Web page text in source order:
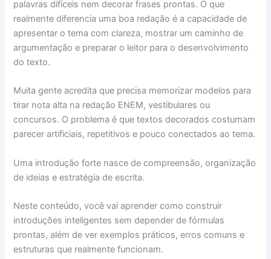
palavras difíceis nem decorar frases prontas. O que
realmente diferencia uma boa redação é a capacidade de
apresentar o tema com clareza, mostrar um caminho de
argumentação e preparar o leitor para o desenvolvimento
do texto.
Muita gente acredita que precisa memorizar modelos para
tirar nota alta na redação ENEM, vestibulares ou
concursos. O problema é que textos decorados costumam
parecer artificiais, repetitivos e pouco conectados ao tema.
Uma introdução forte nasce de compreensão, organização
de ideias e estratégia de escrita.
Neste conteúdo, você vai aprender como construir
introduções inteligentes sem depender de fórmulas
prontas, além de ver exemplos práticos, erros comuns e
estruturas que realmente funcionam.